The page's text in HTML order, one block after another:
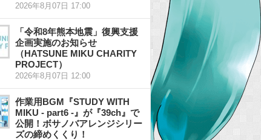
2026年8月07日 17:00
「令和8年熊本地震」復興支援
企画実施のお知らせ
（HATSUNE MIKU CHARITY
PROJECT）
2026年8月07日 12:00
作業用BGM『STUDY WITH
MIKU - part6 -』が『39ch』で
公開！ボサノバアレンジシリー
ズの締めくくり！